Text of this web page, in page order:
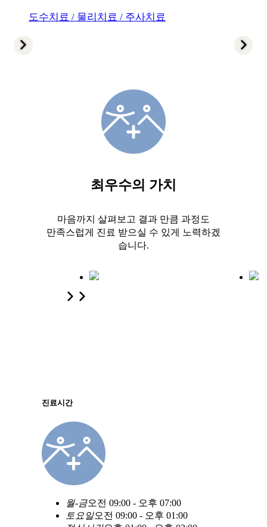
도수치료 / 물리치료 / 주사치료
최우수의 가치
마음까지 살펴보고 결과 만큼 과정도
만족스럽게 진료 받으실 수 있게 노력하겠
습니다.
진료시간
월-금오전 09:00 - 오후 07:00
토 요 일오전 09:00 - 오후 01:00